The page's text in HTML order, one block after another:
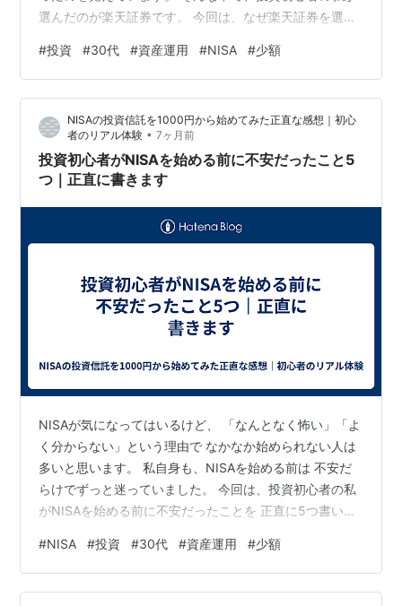
選んだのが楽天証券です。 今回は、なぜ楽天証券を選ん
一番の理由は「100円からできた」こと 私が楽天証券を
選んだ一番の理由は、 投資信託を100円から始められる
ことでした。 NISAに興味はあっても、 いきなり大きな
お金は出せない 損したときのダメージが怖い まずは試し
てみたい という気持ちが強かった私にとって、 100円か
らできるの…
#投資 #30代 #資産運用 #NISA #少額
NISAの投資信託を1000円から始めてみた正直な感想｜初心
者のリアル体験 • 7ヶ月前
投資初心者がNISAを始める前に不安だったこと5
つ｜正直に書きます
NISAが気になってはいるけど、 「なんとなく怖い」「よ
く分からない」という理由で なかなか始められない人は
多いと思います。 私自身も、NISAを始める前は 不安だ
らけでずっと迷っていました。 今回は、投資初心者の私
がNISAを始める前に不安だったことを 正直に5つ書いて
じゃなかったんだ」と思ってもらえたら嬉しいです。 不
安① 損するかもしれないのが怖かった 一番大きな不安
は、やっぱりこれでした。 投資＝お金が減る可能性があ
#NISA #投資 #30代 #資産運用 #少額